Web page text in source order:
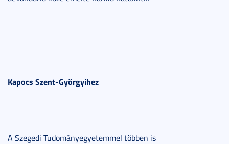
Kapocs Szent-Györgyihez
A Szegedi Tudományegyetemmel többen is